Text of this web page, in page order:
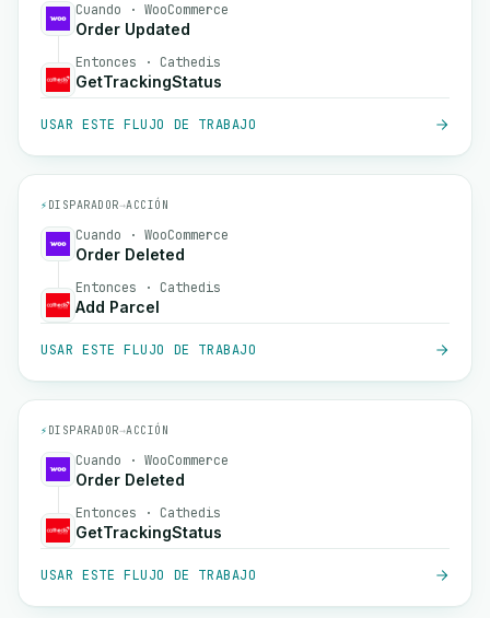
Cuando · WooCommerce
Order Updated
Entonces · Cathedis
GetTrackingStatus
USAR ESTE FLUJO DE TRABAJO
⚡ DISPARADOR→ACCIÓN
Cuando · WooCommerce
Order Deleted
Entonces · Cathedis
Add Parcel
USAR ESTE FLUJO DE TRABAJO
⚡ DISPARADOR→ACCIÓN
Cuando · WooCommerce
Order Deleted
Entonces · Cathedis
GetTrackingStatus
USAR ESTE FLUJO DE TRABAJO